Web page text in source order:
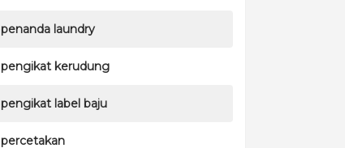
penanda laundry
pengikat kerudung
pengikat label baju
percetakan